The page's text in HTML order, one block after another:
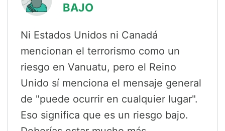
BAJO
Ni Estados Unidos ni Canadá
mencionan el terrorismo como un
riesgo en Vanuatu, pero el Reino
Unido sí menciona el mensaje general
de "puede ocurrir en cualquier lugar".
Eso significa que es un riesgo bajo.